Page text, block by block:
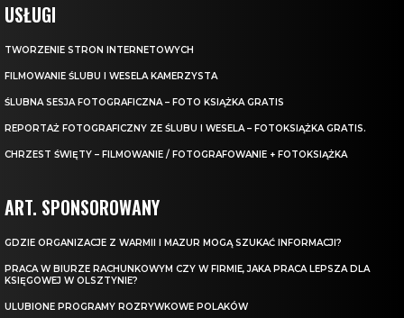
USŁUGI
TWORZENIE STRON INTERNETOWYCH
FILMOWANIE ŚLUBU I WESELA KAMERZYSTA
ŚLUBNA SESJA FOTOGRAFICZNA – FOTO KSIĄŻKA GRATIS
REPORTAŻ FOTOGRAFICZNY ZE ŚLUBU I WESELA – FOTOKSIĄŻKA GRATIS.
CHRZEST ŚWIĘTY – FILMOWANIE / FOTOGRAFOWANIE + FOTOKSIĄŻKA
ART. SPONSOROWANY
GDZIE ORGANIZACJE Z WARMII I MAZUR MOGĄ SZUKAĆ INFORMACJI?
PRACA W BIURZE RACHUNKOWYM CZY W FIRMIE, JAKA PRACA LEPSZA DLA
KSIĘGOWEJ W OLSZTYNIE?
ULUBIONE PROGRAMY ROZRYWKOWE POLAKÓW